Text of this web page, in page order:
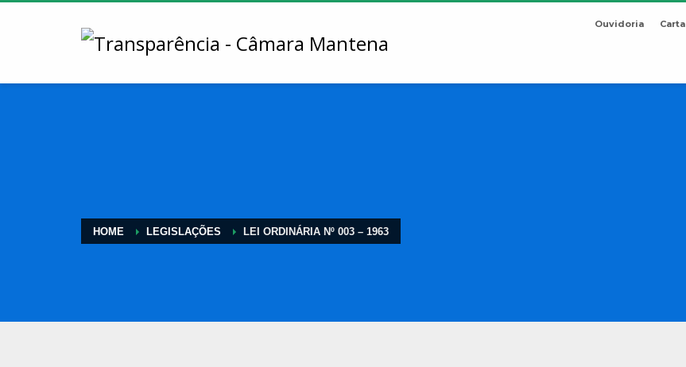
Ouvidoria
HOME LEGISLAÇÕES LEI ORDINÁRIA Nº 003 – 1963